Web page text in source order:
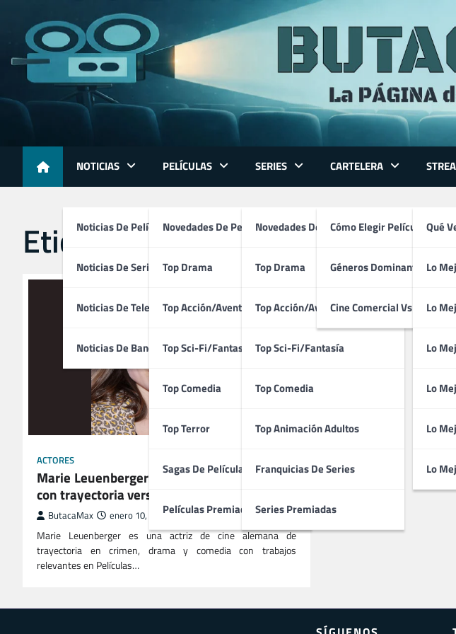
content
NOTICIAS
Noticias De Películas
Noticias De Series
Noticias De Televisión
Noticias De Bandas Sonoras
PELÍCULAS
Novedades De Películas
Top Drama
Top Acción/Aventura
Top Sci-Fi/Fantasía
Top Comedia
Top Terror
Sagas De Películas
Películas Premiadas
SERIES
Novedades De Series
Top Drama
Top Acción/Aventura
Top Sci-Fi/Fantasía
Top Comedia
Top Animación Adultos
Franquicias De Series
Series Premiadas
CARTELERA
Cómo Elegir Película
Géneros Dominantes
Cine Comercial Vs Autor
Qué
Lo
Lo
Lo
Lo
Lo
Lo
Etiqueta: cine suizo mejor actriz
ACTORES
Marie Leuenberger | Intérprete de Alemania
con trayectoria versátil en Cine y Televisión
ButacaMax enero 10, 2026
Marie Leuenberger es una actriz de cine alemana de
trayectoria en crimen, drama y comedia con trabajos
relevantes en Películas…